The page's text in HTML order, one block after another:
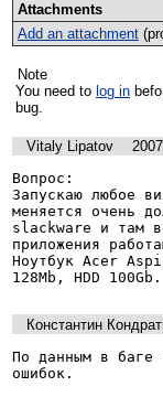
Attachments
Add an attachment
Note
You need to log in
bug.
Vitaly Lipatov
Вопрос:
Запускаю любое
меняется очень
slackware и там
приложения
Ноутбук Acer
128Mb, HDD 100Gb.
Константин
По данным в баге
ошибок.